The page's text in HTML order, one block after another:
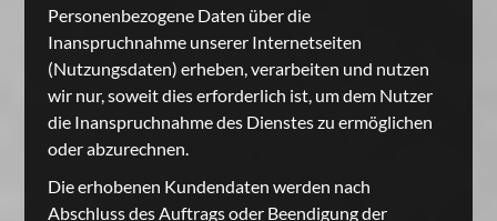
Personenbezogene Daten über die
Inanspruchnahme unserer Internetseiten
(Nutzungsdaten) erheben, verarbeiten und nutzen
wir nur, soweit dies erforderlich ist, um dem Nutzer
die Inanspruchnahme des Dienstes zu ermöglichen
oder abzurechnen.
Die erhobenen Kundendaten werden nach
Abschluss des Auftrags oder Beendigung der